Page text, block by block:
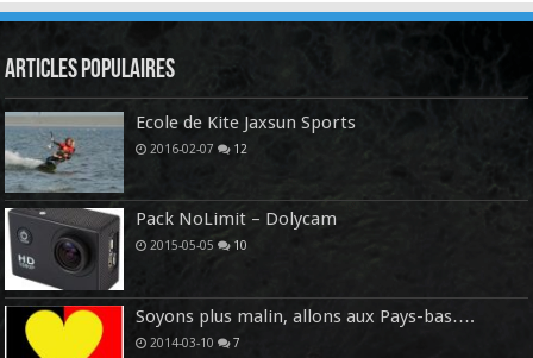
Articles Populaires
Ecole de Kite Jaxsun Sports
2016-02-07 12
Pack NoLimit – Dolycam
2015-05-05 10
Soyons plus malin, allons aux Pays-bas….
2014-03-10 7